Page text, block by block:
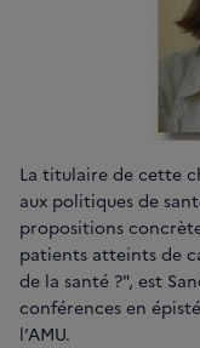
La titulaire de cette
aux politiques de
propositions
patients atteints de
de la santé ?", est
conférences en
l’AMU.